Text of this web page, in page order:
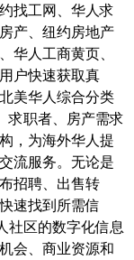
找工网、华人求
产、纽约房地产
华人工商黄页、
户快速获取真
美华人综合分类
求职者、房产需求
，为海外华人提
流服务。无论是
招聘、出售转
速找到所需信
社区的数字化信息
会、商业资源和